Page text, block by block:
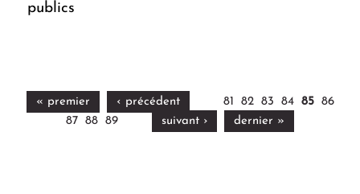
publics
« premier ‹ précédent 81 82 83 84 85
86
87 88 89 suivant › dernier »